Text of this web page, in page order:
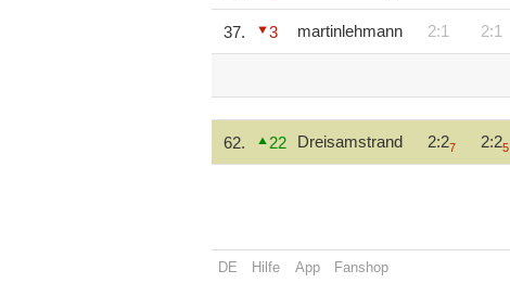
37. 3 martinlehmann 2:1 2:1
62. 22 Dreisamstrand 2:27 2:25
DE Hilfe App Fanshop